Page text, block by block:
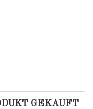
GEKAUFT